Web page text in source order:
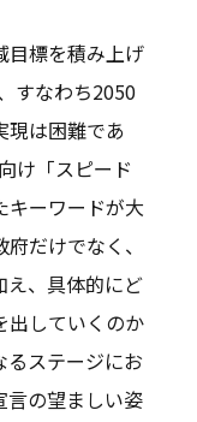
目標を積み上げ
すなわち2050
現は困難であ
け「スピード
キーワードが大
だけでなく、
え、具体的にど
出していくのか
るステージにお
言の望ましい姿